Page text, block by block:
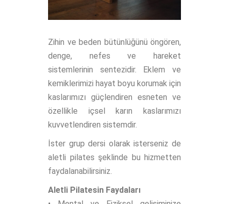
Zihin ve beden bütünlüğünü öngören,
denge, nefes ve hareket
sistemlerinin sentezidir. Eklem ve
kemiklerimizi hayat boyu korumak için
kaslarımızı güçlendiren esneten ve
özellikle içsel karın kaslarımızı
kuvvetlendiren sistemdir.
İster grup dersi olarak isterseniz de
aletli pilates şeklinde bu hizmetten
faydalanabilirsiniz.
Aletli Pilatesin Faydaları